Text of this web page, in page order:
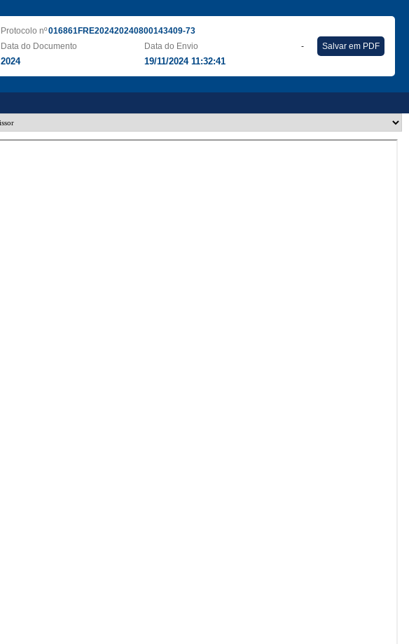
Protocolo nº016861FRE202420240800143409-73
Data do Documento
2024
Data do Envio
19/11/2024 11:32:41
- Salvar em PDF